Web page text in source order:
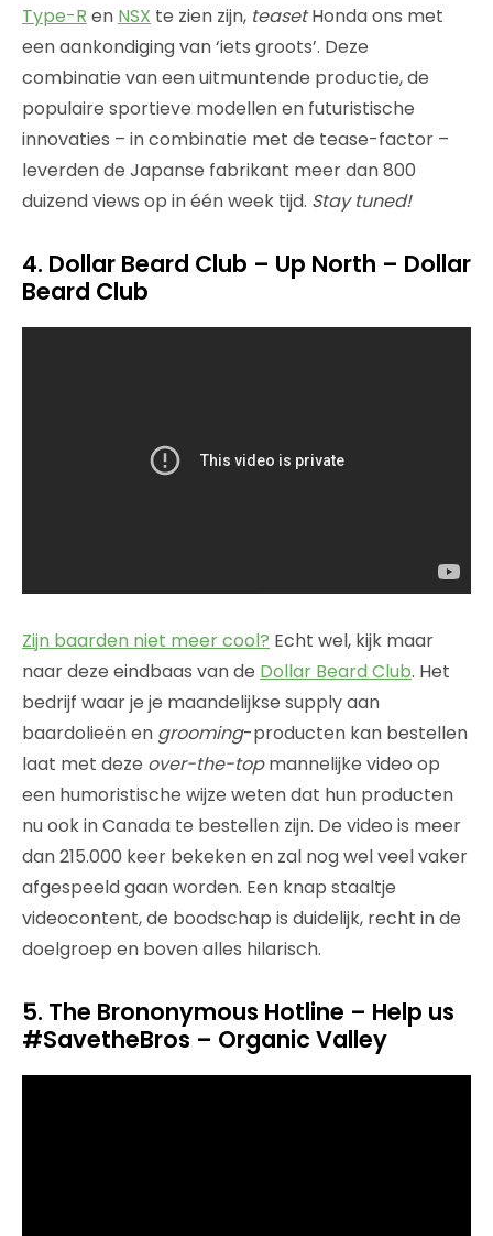
Type-R en NSX te zien zijn, teasetHonda ons met
een aankondiging van ‘iets groots’. Deze
combinatie van een uitmuntende productie, de
populaire sportieve modellen en futuristische
innovaties – in combinatie met de tease-factor –
leverden de Japanse fabrikant meer dan 800
duizend views op in één week tijd. Stay tuned!
4. Dollar Beard Club – Up North – Dollar
Beard Club
Zijn baarden niet meer cool? Echt wel, kijk maar
naar deze eindbaas van de Dollar Beard Club. Het
bedrijf waar je je maandelijkse supply aan
baardolieën en grooming-producten kan bestellen
laat met deze over-the-topmannelijke video op
een humoristische wijze weten dat hun producten
nu ook in Canada te bestellen zijn. De video is meer
dan 215.000 keer bekeken en zal nog wel veel vaker
afgespeeld gaan worden. Een knap staaltje
videocontent, de boodschap is duidelijk, recht in de
doelgroep en boven alles hilarisch.
5. The Brononymous Hotline – Help us
#SavetheBros – Organic Valley